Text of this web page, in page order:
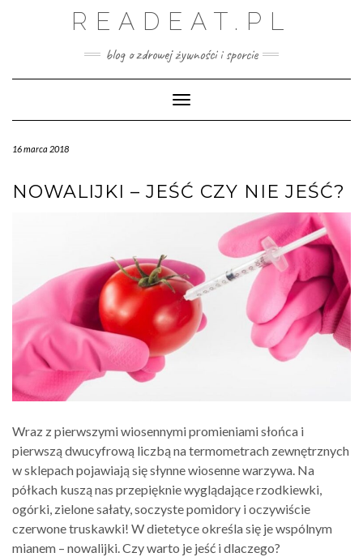
READEAT.PL
blog o zdrowej żywności i sporcie
Toggle Navigation
16 marca 2018
NOWALIJKI – JEŚĆ CZY NIE JEŚĆ?
Wraz z pierwszymi wiosennymi promieniami słońca i
pierwszą dwucyfrową liczbą na termometrach zewnętrznych
w sklepach pojawiają się słynne wiosenne warzywa. Na
półkach kuszą nas przepięknie wyglądające rzodkiewki,
ogórki, zielone sałaty, soczyste pomidory i oczywiście
czerwone truskawki! W dietetyce określa się je wspólnym
mianem – nowalijki. Czy warto je jeść i dlaczego?